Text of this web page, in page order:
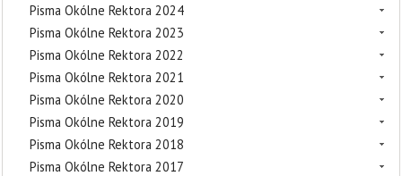
Pisma Okólne Rektora 2024
Pisma Okólne Rektora 2023
Pisma Okólne Rektora 2022
Pisma Okólne Rektora 2021
Pisma Okólne Rektora 2020
Pisma Okólne Rektora 2019
Pisma Okólne Rektora 2018
Pisma Okólne Rektora 2017